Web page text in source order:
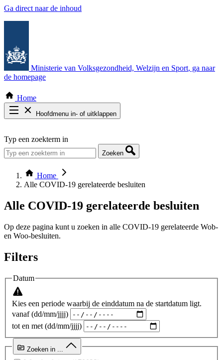
Ga direct naar de inhoud
Ministerie van Volksgezondheid, Welzijn en Sport, ga naar
de homepage
Home
Hoofdmenu in- of uitklappen
Thema COVID-19
Bekijk per bestuursorgaan
Typ een zoekterm in
Zoeken
Home
Alle COVID-19 gerelateerde besluiten
Alle COVID-19 gerelateerde besluiten
Op deze pagina kunt u zoeken in alle COVID-19 gerelateerde Wob-
en Woo-besluiten.
Filters
Datum
Kies een periode waarbij de einddatum na de startdatum ligt.
vanaf (dd/mm/jjjj)
tot en met (dd/mm/jjjj)
Zoeken in ...